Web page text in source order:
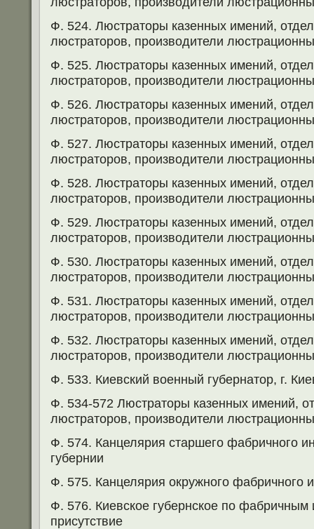
Ф. 524. Люстраторы казенных имений,
люстраторов, производители
Ф. 525. Люстраторы казенных имений,
люстраторов, производители
Ф. 526. Люстраторы казенных имений,
люстраторов, производители
Ф. 527. Люстраторы казенных имений,
люстраторов, производители
Ф. 528. Люстраторы казенных имений,
люстраторов, производители
Ф. 529. Люстраторы казенных имений,
люстраторов, производители
Ф. 530. Люстраторы казенных имений,
люстраторов, производители
Ф. 531. Люстраторы казенных имений,
люстраторов, производители
Ф. 532. Люстраторы казенных имений,
люстраторов, производители
Ф. 533. Киевский военный губернатор, г.
Ф. 534-572 Люстраторы казенных имений,
люстраторов, производители
Ф. 574. Канцелярия старшего фабричного
губернии
Ф. 575. Канцелярия окружного фабричного
Ф. 576. Киевское губернское по фабричным
присутствие